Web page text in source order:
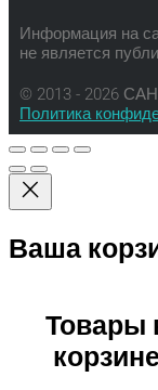
Информация на
не является
© 2013 - 2026
Политика
Ваша
Товары
корзине